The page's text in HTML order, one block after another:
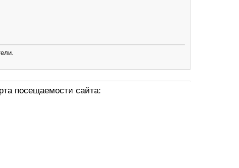
посещаемости сайта: